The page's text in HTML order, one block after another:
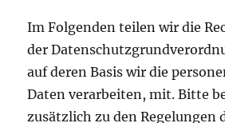
Im Folgenden teilen wir die
der
auf deren Basis wir die
Daten verarbeiten, mit. Bitte
zusätzlich zu den Regelungen